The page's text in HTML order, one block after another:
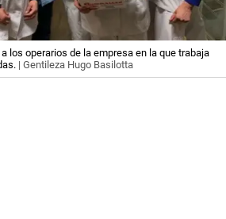
los operarios de la empresa en la que trabaja
| Gentileza Hugo Basilotta